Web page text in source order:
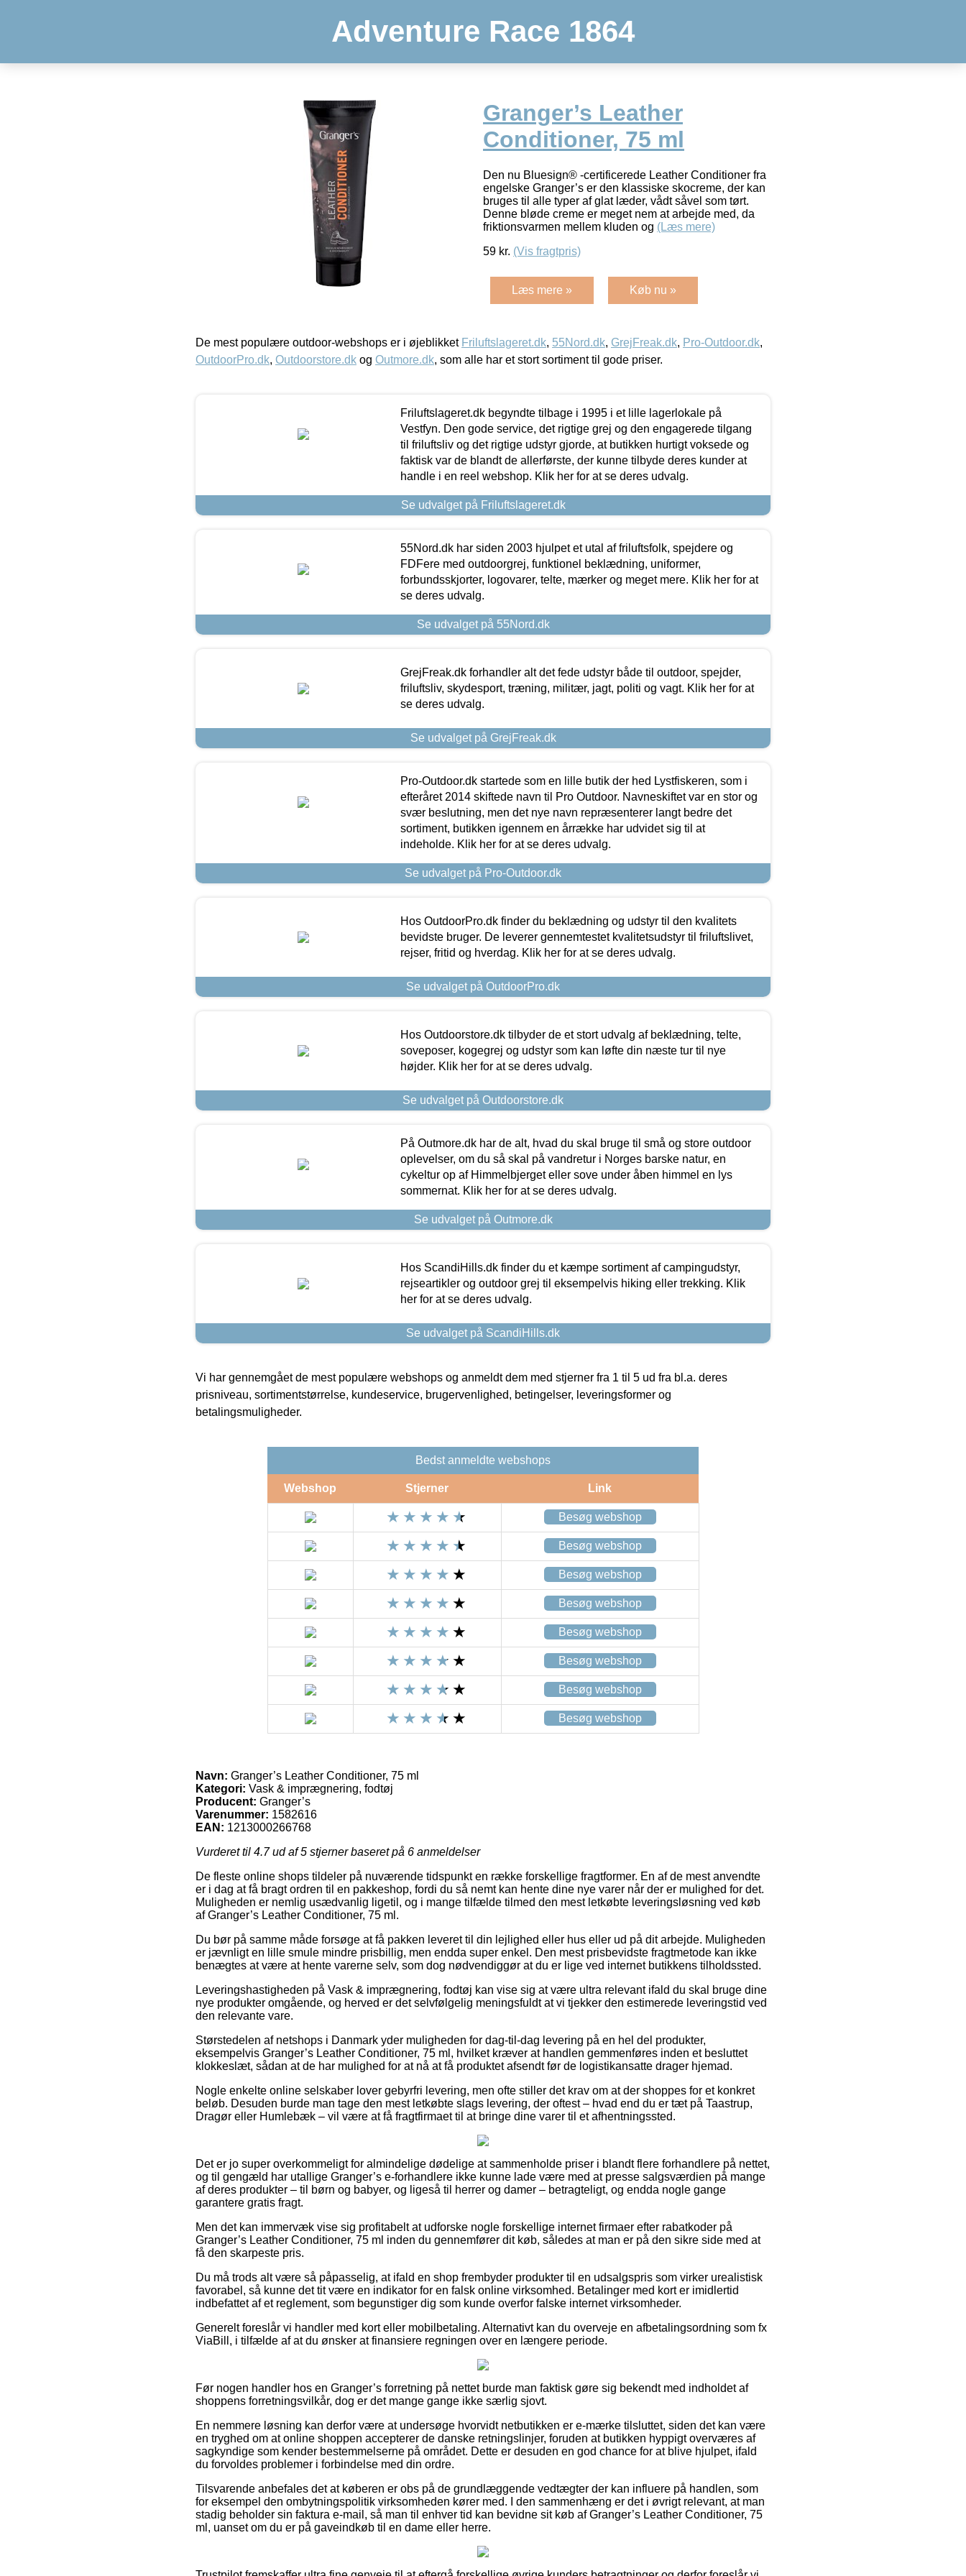
Adventure Race 1864
Granger’s Leather
Conditioner, 75 ml
Den nu Bluesign® -certificerede Leather Conditioner fra
engelske Granger’s er den klassiske skocreme, der kan
bruges til alle typer af glat læder, vådt såvel som tørt.
Denne bløde creme er meget nem at arbejde med, da
friktionsvarmen mellem kluden og (Læs mere)
59 kr. (Vis fragtpris)
Læs mere » Køb nu »
De mest populære outdoor-webshops er i øjeblikket Friluftslageret.dk, 55Nord.dk, GrejFreak.dk, Pro-Outdoor.dk,
OutdoorPro.dk, Outdoorstore.dk og Outmore.dk, som alle har et stort sortiment til gode priser.
Friluftslageret.dk begyndte tilbage i 1995 i et lille lagerlokale på
Vestfyn. Den gode service, det rigtige grej og den engagerede tilgang
til friluftsliv og det rigtige udstyr gjorde, at butikken hurtigt voksede og
faktisk var de blandt de allerførste, der kunne tilbyde deres kunder at
handle i en reel webshop. Klik her for at se deres udvalg.
Se udvalget på Friluftslageret.dk
55Nord.dk har siden 2003 hjulpet et utal af friluftsfolk, spejdere og
FDFere med outdoorgrej, funktionel beklædning, uniformer,
forbundsskjorter, logovarer, telte, mærker og meget mere. Klik her for at
se deres udvalg.
Se udvalget på 55Nord.dk
GrejFreak.dk forhandler alt det fede udstyr både til outdoor, spejder,
friluftsliv, skydesport, træning, militær, jagt, politi og vagt. Klik her for at
se deres udvalg.
Se udvalget på GrejFreak.dk
Pro-Outdoor.dk startede som en lille butik der hed Lystfiskeren, som i
efteråret 2014 skiftede navn til Pro Outdoor. Navneskiftet var en stor og
svær beslutning, men det nye navn repræsenterer langt bedre det
sortiment, butikken igennem en årrække har udvidet sig til at
indeholde. Klik her for at se deres udvalg.
Se udvalget på Pro-Outdoor.dk
Hos OutdoorPro.dk finder du beklædning og udstyr til den kvalitets
bevidste bruger. De leverer gennemtestet kvalitetsudstyr til friluftslivet,
rejser, fritid og hverdag. Klik her for at se deres udvalg.
Se udvalget på OutdoorPro.dk
Hos Outdoorstore.dk tilbyder de et stort udvalg af beklædning, telte,
soveposer, kogegrej og udstyr som kan løfte din næste tur til nye
højder. Klik her for at se deres udvalg.
Se udvalget på Outdoorstore.dk
På Outmore.dk har de alt, hvad du skal bruge til små og store outdoor
oplevelser, om du så skal på vandretur i Norges barske natur, en
cykeltur op af Himmelbjerget eller sove under åben himmel en lys
sommernat. Klik her for at se deres udvalg.
Se udvalget på Outmore.dk
Hos ScandiHills.dk finder du et kæmpe sortiment af campingudstyr,
rejseartikler og outdoor grej til eksempelvis hiking eller trekking. Klik
her for at se deres udvalg.
Se udvalget på ScandiHills.dk
Vi har gennemgået de mest populære webshops og anmeldt dem med stjerner fra 1 til 5 ud fra bl.a. deres
prisniveau, sortimentstørrelse, kundeservice, brugervenlighed, betingelser, leveringsformer og
betalingsmuligheder.
Bedst anmeldte webshops
Webshop Stjerner Link
Besøg webshop
Besøg webshop
Besøg webshop
Besøg webshop
Besøg webshop
Besøg webshop
Besøg webshop
Besøg webshop
Navn: Granger’s Leather Conditioner, 75 ml
Kategori: Vask & imprægnering, fodtøj
Producent: Granger’s
Varenummer: 1582616
EAN: 1213000266768
Vurderet til 4.7ud af 5 stjerner baseret på 6 anmeldelser
De fleste online shops tildeler på nuværende tidspunkt en række forskellige fragtformer. En af de mest anvendte
er i dag at få bragt ordren til en pakkeshop, fordi du så nemt kan hente dine nye varer når der er mulighed for det.
Muligheden er nemlig usædvanlig ligetil, og i mange tilfælde tilmed den mest letkøbte leveringsløsning ved køb
af Granger’s Leather Conditioner, 75 ml.
Du bør på samme måde forsøge at få pakken leveret til din lejlighed eller hus eller ud på dit arbejde. Muligheden
er jævnligt en lille smule mindre prisbillig, men endda super enkel. Den mest prisbevidste fragtmetode kan ikke
benægtes at være at hente varerne selv, som dog nødvendiggør at du er lige ved internet butikkens tilholdssted.
Leveringshastigheden på Vask & imprægnering, fodtøj kan vise sig at være ultra relevant ifald du skal bruge dine
nye produkter omgående, og herved er det selvfølgelig meningsfuldt at vi tjekker den estimerede leveringstid ved
den relevante vare.
Størstedelen af netshops i Danmark yder muligheden for dag-til-dag levering på en hel del produkter,
eksempelvis Granger’s Leather Conditioner, 75 ml, hvilket kræver at handlen gemmenføres inden et besluttet
klokkeslæt, sådan at de har mulighed for at nå at få produktet afsendt før de logistikansatte drager hjemad.
Nogle enkelte online selskaber lover gebyrfri levering, men ofte stiller det krav om at der shoppes for et konkret
beløb. Desuden burde man tage den mest letkøbte slags levering, der oftest – hvad end du er tæt på Taastrup,
Dragør eller Humlebæk – vil være at få fragtfirmaet til at bringe dine varer til et afhentningssted.
Det er jo super overkommeligt for almindelige dødelige at sammenholde priser i blandt flere forhandlere på nettet,
og til gengæld har utallige Granger’s e-forhandlere ikke kunne lade være med at presse salgsværdien på mange
af deres produkter – til børn og babyer, og ligeså til herrer og damer – betragteligt, og endda nogle gange
garantere gratis fragt.
Men det kan immervæk vise sig profitabelt at udforske nogle forskellige internet firmaer efter rabatkoder på
Granger’s Leather Conditioner, 75 ml inden du gennemfører dit køb, således at man er på den sikre side med at
få den skarpeste pris.
Du må trods alt være så påpasselig, at ifald en shop frembyder produkter til en udsalgspris som virker urealistisk
favorabel, så kunne det tit være en indikator for en falsk online virksomhed. Betalinger med kort er imidlertid
indbefattet af et reglement, som begunstiger dig som kunde overfor falske internet virksomheder.
Generelt foreslår vi handler med kort eller mobilbetaling. Alternativt kan du overveje en afbetalingsordning som fx
ViaBill, i tilfælde af at du ønsker at finansiere regningen over en længere periode.
Før nogen handler hos en Granger’s forretning på nettet burde man faktisk gøre sig bekendt med indholdet af
shoppens forretningsvilkår, dog er det mange gange ikke særlig sjovt.
En nemmere løsning kan derfor være at undersøge hvorvidt netbutikken er e-mærke tilsluttet, siden det kan være
en tryghed om at online shoppen accepterer de danske retningslinjer, foruden at butikken hyppigt overværes af
sagkyndige som kender bestemmelserne på området. Dette er desuden en god chance for at blive hjulpet, ifald
du forvoldes problemer i forbindelse med din ordre.
Tilsvarende anbefales det at køberen er obs på de grundlæggende vedtægter der kan influere på handlen, som
for eksempel den ombytningspolitik virksomheden kører med. I den sammenhæng er det i øvrigt relevant, at man
stadig beholder sin faktura e-mail, så man til enhver tid kan bevidne sit køb af Granger’s Leather Conditioner, 75
ml, uanset om du er på gaveindkøb til en dame eller herre.